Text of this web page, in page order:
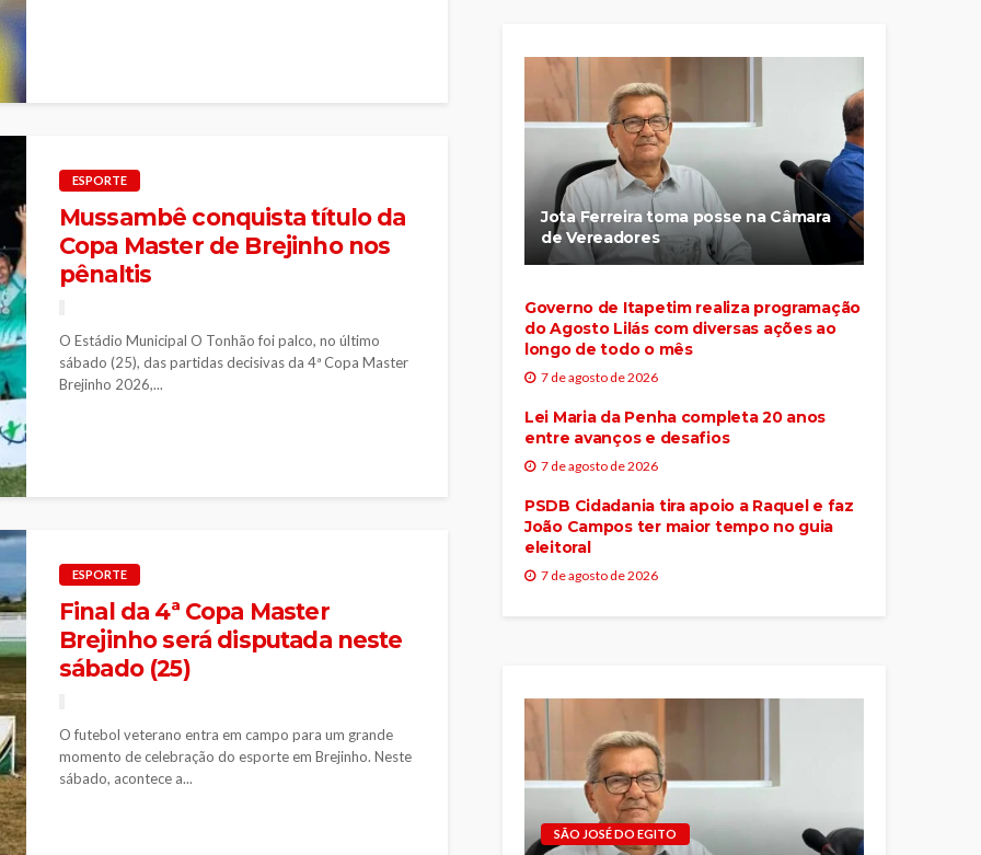
ESPORTE
Mussambê conquista título da
Copa Master de Brejinho nos
pênaltis
O Estádio Municipal O Tonhão foi palco, no último
sábado (25), das partidas decisivas da 4ª Copa Master
Brejinho 2026,...
ESPORTE
Final da 4ª Copa Master
Brejinho será disputada neste
sábado (25)
O futebol veterano entra em campo para um grande
momento de celebração do esporte em Brejinho. Neste
sábado, acontece a...
Jota Ferreira toma posse na Câmara
de Vereadores
Governo de Itapetim realiza programação
do Agosto Lilás com diversas ações ao
longo de todo o mês
7 de agosto de 2026
Lei Maria da Penha completa 20 anos
entre avanços e desafios
7 de agosto de 2026
PSDB Cidadania tira apoio a Raquel e faz
João Campos ter maior tempo no guia
eleitoral
7 de agosto de 2026
SÃO JOSÉ DO EGITO